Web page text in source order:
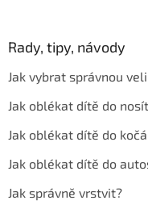
Rady, tipy, návody
Jak vybrat správnou
Jak oblékat dítě do
Jak oblékat dítě do
Jak oblékat dítě do
Jak správně vrstvit?